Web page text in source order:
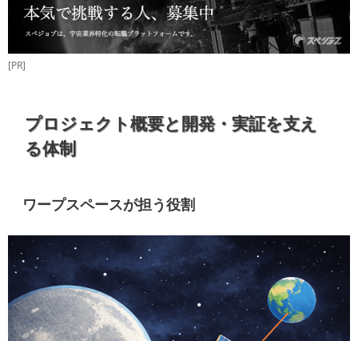
[PR]
プロジェクト概要と開発・実証を支え
る体制
ワープスペースが担う役割